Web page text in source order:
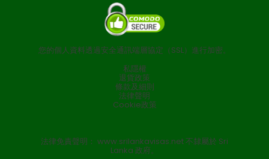
您的個人資料透過安全通訊端層協定（SSL）進行加密。
私隱權
退貨政策
條款及細則
法律聲明
Cookie政策
法律免責聲明： www.srilankavisas.net 不隸屬於 Sri
Lanka 政府。